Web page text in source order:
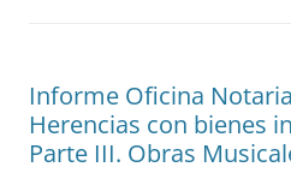
Informe Oficina
Herencias con bienes
Parte III. Obras